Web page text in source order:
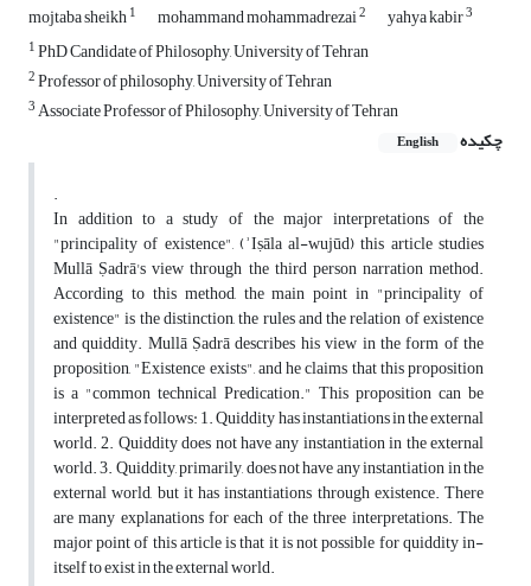
mojtaba sheikh1 mohammand mohammadrezai2 yahya kabir3
1PhD Candidate of Philosophy, University of Tehran
2Professor of philosophy, University of Tehran
3Associate Professor of Philosophy, University of Tehran
چکیده
English
.
In addition to a study of the major interpretations of the
"principality of existence", (ʾIṣāla al-wujūd) this article studies
Mullā Ṣadrā's view through the third person narration method.
According to this method, the main point in "principality of
existence" is the distinction, the rules and the relation of existence
and quiddity. Mullā Ṣadrā describes his view in the form of the
proposition, "Existence exists", and he claims that this proposition
is a "common technical Predication." This proposition can be
interpreted as follows: 1. Quiddity has instantiations in the external
world. 2. Quiddity does not have any instantiation in the external
world. 3. Quiddity, primarily, does not have any instantiation in the
external world, but it has instantiations through existence. There
are many explanations for each of the three interpretations. The
major point of this article is that it is not possible for quiddity in-
itself to exist in the external world.